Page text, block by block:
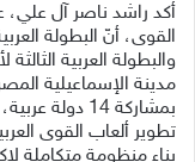
أكد راشد ناصر آل علي،
بمشاركة 14
تطوير ألعاب القوى
بناء منظومة متكاملة